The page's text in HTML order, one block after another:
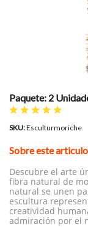
Paquete: 2
SKU:Esculturmoriche
Sobre este
Descubre el arte
fibra natural de
natural se unen
escultura
creatividad
admiración por el